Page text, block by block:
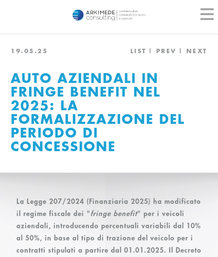
19.05.25
AUTO AZIENDALI IN
FRINGE BENEFIT NEL
2025: LA
FORMALIZZAZIONE DEL
PERIODO DI
CONCESSIONE
LIST PREV NEXT
La Legge 207/2024 (Finanziaria 2025) ha modificato
il regime fiscale dei "fringe benefit" per i veicoli
aziendali, introducendo percentuali variabili dal 10%
al 50%, in base al tipo di trazione del veicolo per i
contratti stipulati a partire dal 01.01.2025. Il Decreto